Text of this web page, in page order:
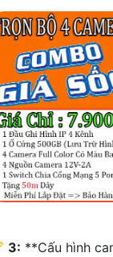
3: **Cấu hình